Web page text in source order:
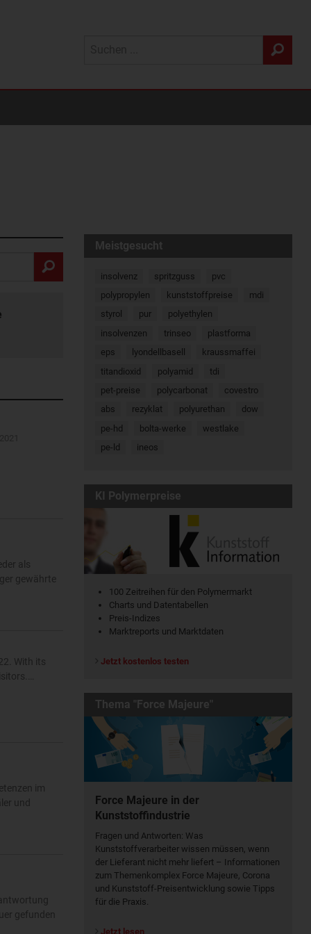
als
gewährte
With its
im
und
gefunden
Meistgesucht
insolvenz spritzguss
pvc
polypropylen
kunststoffpreise
mdi
styrol
pur
polyethylen
insolvenzen
trinseo
plastforma
eps
lyondellbasell
kraussmaffei
titandioxid
polyamid
tdi
pet-preise
polycarbonat
covestro
abs
rezyklat polyurethan
dow
pe-hd
bolta-werke
westlake
pe-ld
ineos
KI Polymerpreise
100 Zeitreihen für den Polymermarkt
Charts und Datentabellen
Preis-Indizes
Marktreports und Marktdaten
Jetzt kostenlos testen
Thema "Force Majeure"
Force Majeure in der
Kunststoffindustrie
Fragen und Antworten: Was
Kunst­stoff­verarbeiter wissen müssen, wenn
der Lieferant nicht mehr liefert – Informationen
zum Themenkomplex Force Majeure, Corona
und Kunststoff-Preisentwicklung sowie Tipps
für die Praxis.
Jetzt lesen